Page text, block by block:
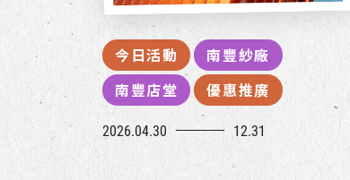
今日活動 南豐紗廠
南豐店堂 優惠推廣
2026.04.30 12.31